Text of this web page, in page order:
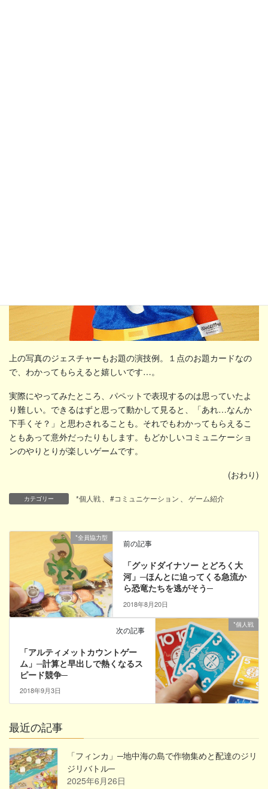
上の写真のジェスチャーもお題の演技例。１点のお題カードなの
で、わかってもらえると嬉しいです…。
実際にやってみたところ、パペットで表現するのは思っていたよ
り難しい。できるはずと思って動かして見ると、「あれ…なんか
下手くそ？」と思わされることも。それでもわかってもらえるこ
ともあって意外だったりもします。もどかしいコミュニケーショ
ンのやりとりが楽しいゲームです。
(おわり)
カテゴリー *個人戦、 #コミュニケーション 、 ゲーム紹介
*全員協力型
前の記事
「グッドダイナソー とどろく大
河」─ほんとに迫ってくる急流か
ら恐竜たちを逃がそう─
2018年8月20日
*個人戦
次の記事
「アルティメットカウントゲー
ム」─計算と早出しで熱くなるス
ピード競争─
2018年9月3日
最近の記事
「フィンカ」─地中海の島で作物集めと配達のジリ
ジリバトル─
2025年6月26日